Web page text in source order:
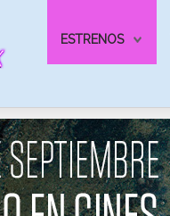
ESTRENOS